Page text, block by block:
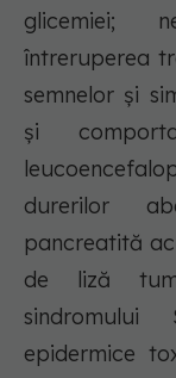
glicemiei;
întreruperea
semnelor şi
şi
durerilor
pancreatită
de liză
sindromului
epidermice